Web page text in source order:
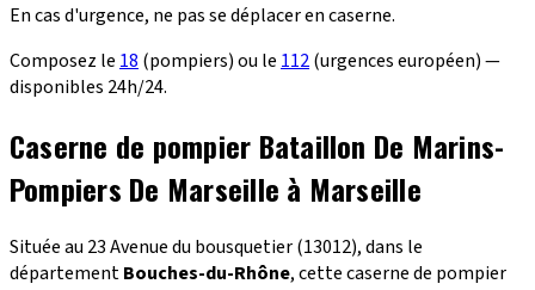
En cas d'urgence, ne pas se déplacer en caserne.
Composez le 18 (pompiers) ou le 112(urgences européen) —
disponibles 24h/24.
Caserne de pompier Bataillon De Marins-
Pompiers De Marseille à Marseille
Située au 23 Avenue du bousquetier (13012), dans le
départementBouches-du-Rhône, cette caserne de pompier